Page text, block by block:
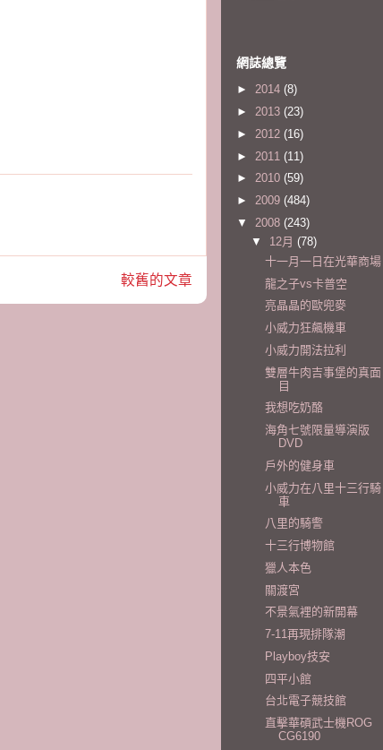
較舊的文章
網誌總覽
► 2014 (8)
► 2013 (23)
► 2012 (16)
► 2011 (11)
► 2010 (59)
► 2009 (484)
▼ 2008 (243)
▼ 12月 (78)
十一月一日在光華商場
龍之子vs卡普空
亮晶晶的歐兜麥
小威力狂飆機車
小威力開法拉利
雙層牛肉吉事堡的真面
目
我想吃奶酪
海角七號限量導演版
DVD
戶外的健身車
小威力在八里十三行騎
車
八里的騎警
十三行博物館
獵人本色
關渡宮
不景氣裡的新開幕
7-11再現排隊潮
Playboy技安
四平小館
台北電子競技館
直擊華碩武士機ROG
CG6190